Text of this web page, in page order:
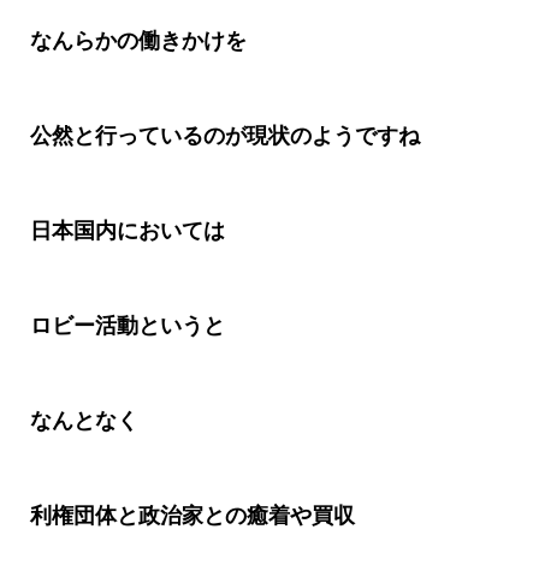
なんらかの働きかけを
公然と行っているのが現状のようですね
日本国内においては
ロビー活動というと
なんとなく
利権団体と政治家との癒着や買収